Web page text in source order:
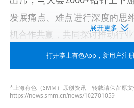
发展痛点、难点进行深度的思
机合作共赢，共同探讨推动行业
报名表单立即登记参会
展开更多
打开掌上有色App ，新用户注
*上海有色（SMM）原创资讯，转载请保留原文
https://news.smm.cn/news/102701059